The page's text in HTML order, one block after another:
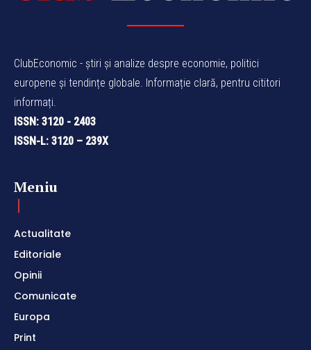
ClubEconomic - știri și analize despre economie, politici
europene și tendințe globale. Informație clară, pentru cititori
informați.
ISSN: 3120 - 2403
ISSN-L: 3120 – 239X
Meniu
Actualitate
Editoriale
Opinii
Comunicate
Europa
Print